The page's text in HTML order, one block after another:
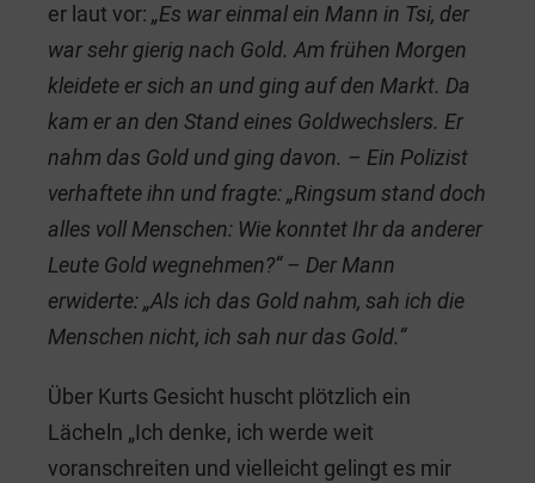
er laut vor: „Es war einmal ein Mann in Tsi, der
war sehr gierig nach Gold. Am frühen Morgen
kleidete er sich an und ging auf den Markt. Da
kam er an den Stand eines Goldwechslers. Er
nahm das Gold und ging davon. – Ein Polizist
verhaftete ihn und fragte: „Ringsum stand doch
alles voll Menschen: Wie konntet Ihr da anderer
Leute Gold wegnehmen?“ – Der Mann
erwiderte: „Als ich das Gold nahm, sah ich die
Menschen nicht, ich sah nur das Gold.“
Über Kurts Gesicht huscht plötzlich ein
Lächeln „Ich denke, ich werde weit
voranschreiten und vielleicht gelingt es mir